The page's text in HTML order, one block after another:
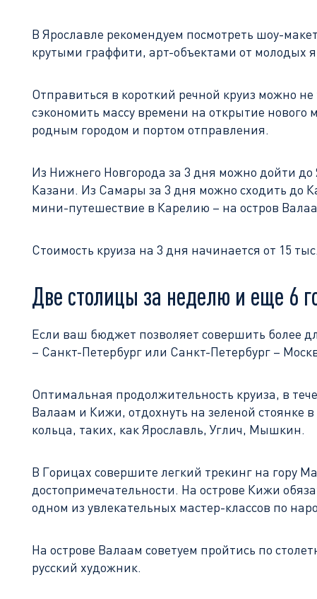
В Ярославле рекомендуем посмотреть шоу-
крутыми граффити, арт-объектами от молодых
Отправиться в короткий речной круиз можно
сэкономить массу времени на открытие
родным городом и портом отправления.
Из Нижнего Новгорода за 3 дня можно дойти
Казани. Из Самары за 3 дня можно сходить до
мини-путешествие в Карелию – на остров
Стоимость круиза на 3 дня начинается от 15
Две столицы за неделю и еще 6
Если ваш бюджет позволяет совершить более
– Санкт-Петербург или Санкт-Петербург –
Оптимальная продолжительность круиза, в
Валаам и Кижи, отдохнуть на зеленой стоянке
кольца, таких, как Ярославль, Углич, Мышкин.
В Горицах совершите легкий трекинг на гору
достопримечательности. На острове Кижи
одном из увлекательных мастер-классов по
На острове Валаам советуем пройтись по
русский художник.